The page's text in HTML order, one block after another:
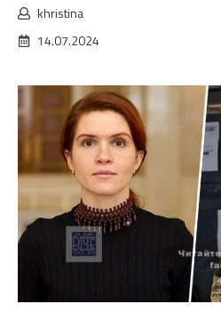
khristina
14.07.2024